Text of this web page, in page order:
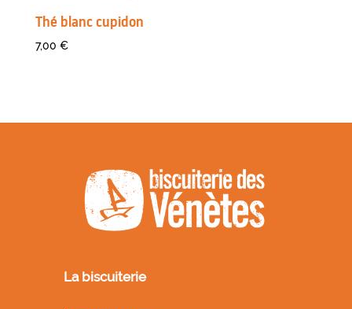
Thé blanc cupidon
7,00 €
La biscuiterie